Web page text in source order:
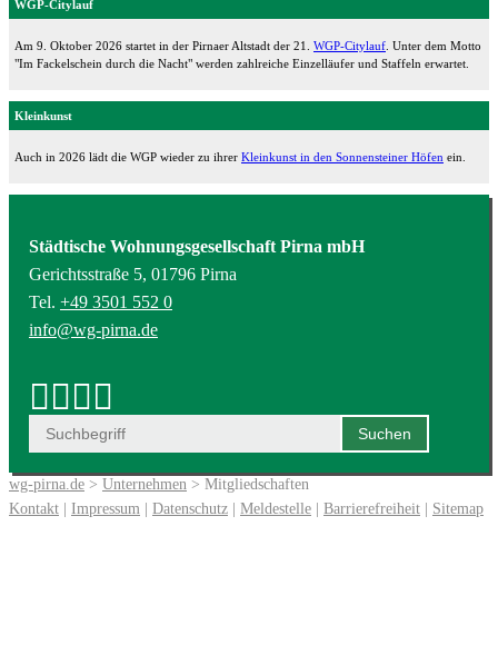
WGP-Citylauf
Am 9. Oktober 2026 startet in der Pirnaer Altstadt der 21. WGP-Citylauf . Unter dem Motto
"Im Fackelschein durch die Nacht" werden zahlreiche Einzelläufer und Staffeln erwartet.
Kleinkunst
Auch in 2026 lädt die WGP wieder zu ihrer Kleinkunst in den Sonnensteiner Höfen ein.
Städtische Wohnungsgesellschaft Pirna mbH
Gerichtsstraße 5, 01796 Pirna
Tel. +49 3501 552 0
info@wg-pirna.de
wg-pirna.de > Unternehmen > Mitgliedschaften
Kontakt
Impressum Datenschutz Meldestelle Barrierefreiheit Sitemap